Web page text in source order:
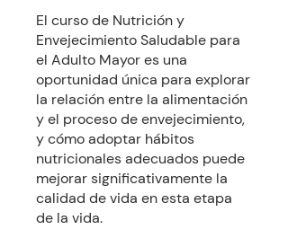
El curso de Nutrición y
Envejecimiento Saludable para
el Adulto Mayor es una
oportunidad única para explorar
la relación entre la alimentación
y el proceso de envejecimiento,
y cómo adoptar hábitos
nutricionales adecuados puede
mejorar significativamente la
calidad de vida en esta etapa
de la vida.